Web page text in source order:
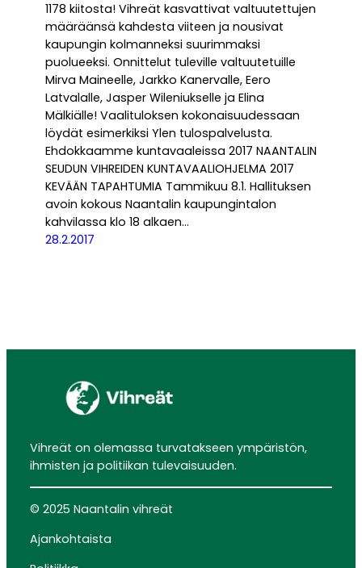
1178 kiitosta! Vihreät kasvattivat valtuutettujen
määräänsä kahdesta viiteen ja nousivat
kaupungin kolmanneksi suurimmaksi
puolueeksi. Onnittelut tuleville valtuutetuille
Mirva Maineelle, Jarkko Kanervalle, Eero
Latvalalle, Jasper Wileniukselle ja Elina
Mälkiälle! Vaalituloksen kokonaisuudessaan
löydät esimerkiksi Ylen tulospalvelusta.
Ehdokkaamme kuntavaaleissa 2017 NAANTALIN
SEUDUN VIHREIDEN KUNTAVAALIOHJELMA 2017
KEVÄÄN TAPAHTUMIA Tammikuu 8.1. Hallituksen
avoin kokous Naantalin kaupungintalon
kahvilassa klo 18 alkaen…
28.2.2017
Vihreät on olemassa turvatakseen ympäristön,
ihmisten ja politiikan tulevaisuuden.
© 2025 Naantalin vihreät
Ajankohtaista